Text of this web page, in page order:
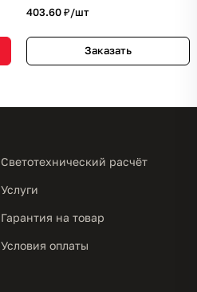
403.60 ₽/шт
Заказать
Светотехнический расчёт
Услуги
Гарантия на товар
Условия оплаты